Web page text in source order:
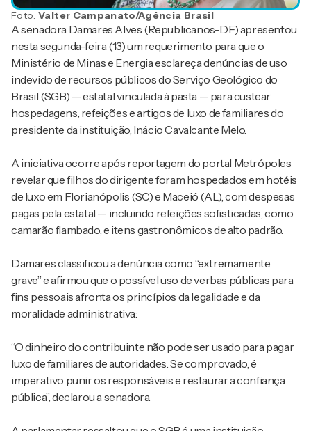
Foto:Valter Campanato/Agência Brasil
A senadora Damares Alves (Republicanos-DF) apresentou
nesta segunda-feira (13) um requerimento para que o
Ministério de Minas e Energia esclareça denúncias de uso
indevido de recursos públicos do Serviço Geológico do
Brasil (SGB) — estatal vinculada à pasta — para custear
hospedagens, refeições e artigos de luxo de familiares do
presidente da instituição, Inácio Cavalcante Melo.
A iniciativa ocorre após reportagem do portal Metrópoles
revelar que filhos do dirigente foram hospedados em hotéis
de luxo em Florianópolis (SC) e Maceió (AL), com despesas
pagas pela estatal — incluindo refeições sofisticadas, como
camarão flambado, e itens gastronômicos de alto padrão.
Damares classificou a denúncia como “extremamente
grave” e afirmou que o possível uso de verbas públicas para
fins pessoais afronta os princípios da legalidade e da
moralidade administrativa:
“O dinheiro do contribuinte não pode ser usado para pagar
luxo de familiares de autoridades. Se comprovado, é
imperativo punir os responsáveis e restaurar a confiança
pública”, declarou a senadora.